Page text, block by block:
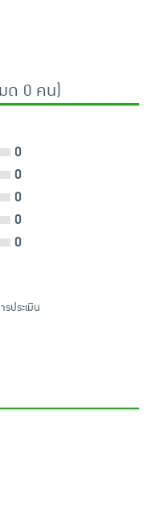
ด 0 คน)
0
0
0
0
0
ประเมิน